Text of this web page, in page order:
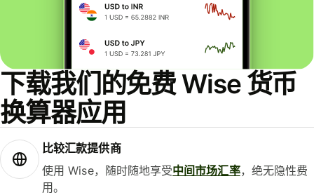
下载我们的免费 Wise 货币
换算器应用
比较汇款提供商
使用 Wise，随时随地享受中间市场汇率，绝无隐性费
用。